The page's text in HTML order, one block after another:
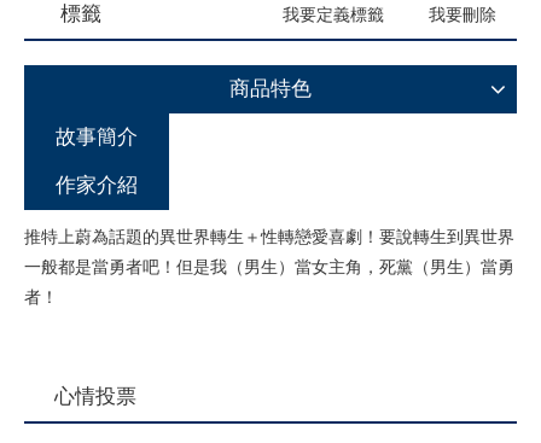
標籤 我要定義標籤 我要刪除
商品特色
故事簡介
作家介紹
推特上蔚為話題的異世界轉生＋性轉戀愛喜劇！要說轉生到異世界
一般都是當勇者吧！但是我（男生）當女主角，死黨（男生）當勇
者！
心情投票